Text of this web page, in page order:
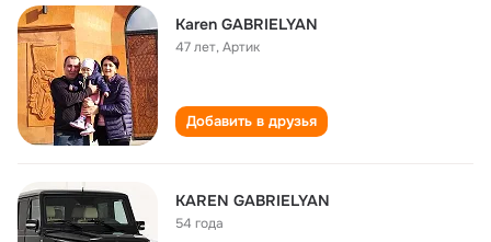
Karen GABRIELYAN
47 лет,Артик
Добавить в друзья
KAREN GABRIELYAN
54 года